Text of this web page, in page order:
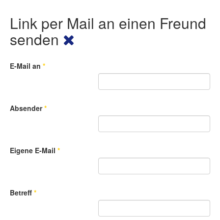
Link per Mail an einen Freund
senden
E-Mail an *
Absender*
Eigene E-Mail *
Betreff *